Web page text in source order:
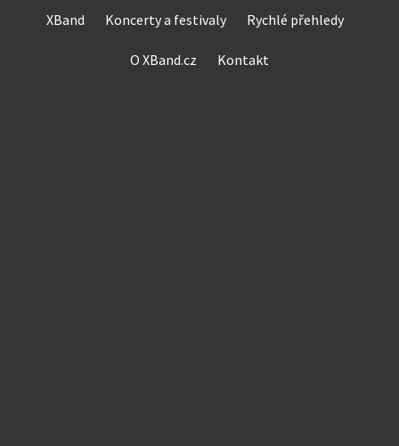
XBand Koncerty a festivaly Rychlé přehledy
O XBand.cz Kontakt